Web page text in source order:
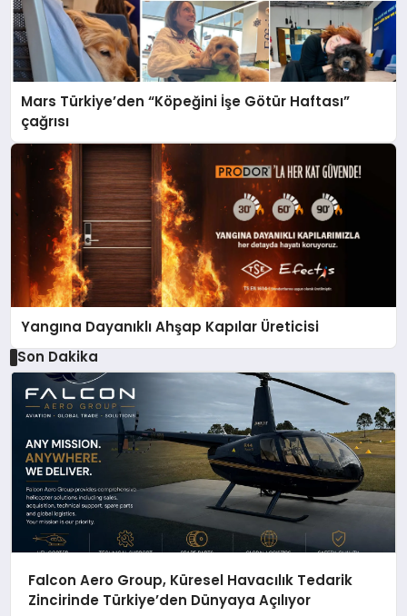
Mars Türkiye’den “Köpeğini İşe Götür Haftası”
çağrısı
Yangına Dayanıklı Ahşap Kapılar Üreticisi
Son Dakika
Falcon Aero Group, Küresel Havacılık Tedarik
Zincirinde Türkiye’den Dünyaya Açılıyor